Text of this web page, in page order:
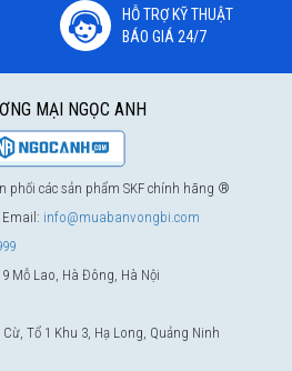
HỖ TRỢ KỸ THUẬT
BÁO GIÁ 24/7
MẠI NGỌC ANH
phối các sản phẩm SKF chính hãng ®
Email: info@muabanvongbi.com
9 Mỗ Lao, Hà Đông, Hà Nội
Cừ, Tổ 1 Khu 3, Hạ Long, Quảng Ninh